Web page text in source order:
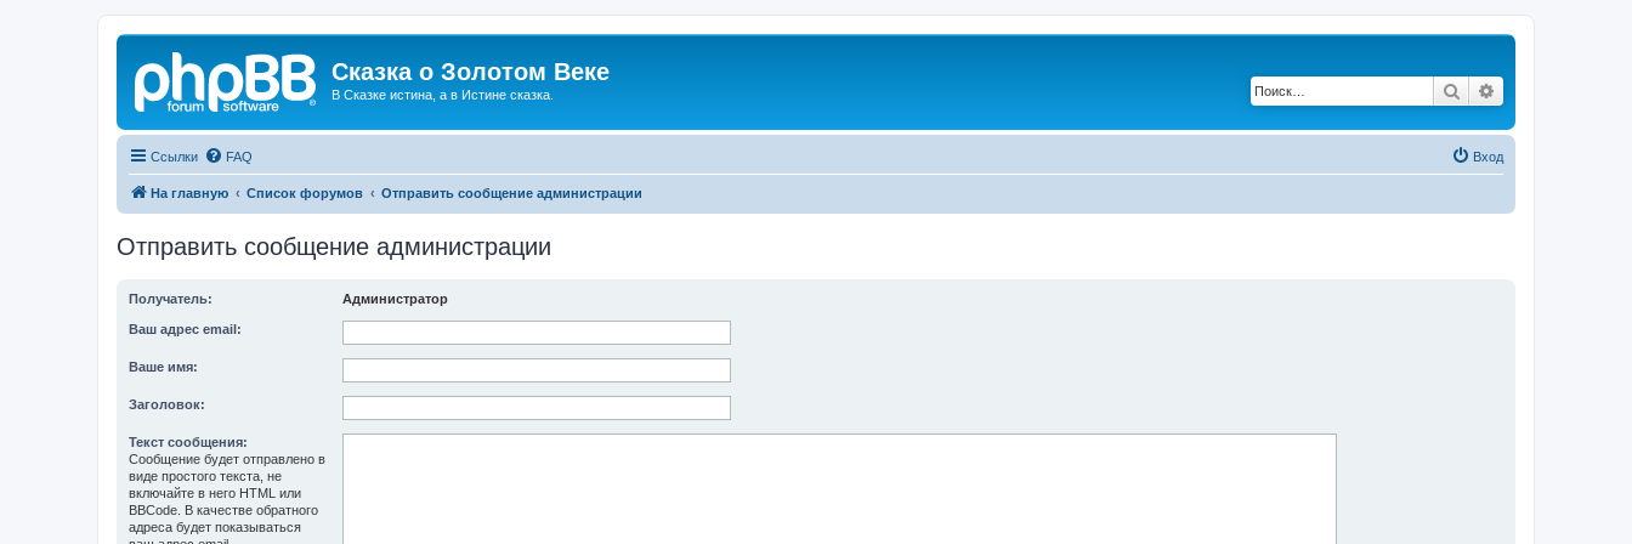
Сказка о Золотом Веке
В Сказке истина, а в Истине сказка. Поиск
Ссылки FAQ Вход
На главную Список форумов Отправить сообщение администрации
Отправить сообщение администрации
Получатель: Администратор
Ваш адрес email:
Ваше имя:
Заголовок:
Текст сообщения:
Сообщение будет отправлено в
виде простого текста, не
включайте в него HTML или
BBCode. В качестве обратного
адреса будет показываться